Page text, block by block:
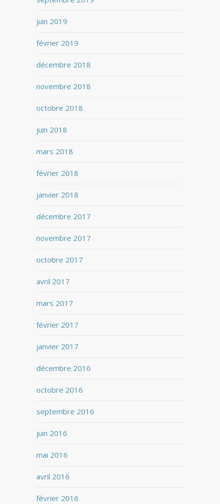
juin 2019
février 2019
décembre 2018
novembre 2018
octobre 2018
juin 2018
mars 2018
février 2018
janvier 2018
décembre 2017
novembre 2017
octobre 2017
avril 2017
mars 2017
février 2017
janvier 2017
décembre 2016
octobre 2016
septembre 2016
juin 2016
mai 2016
avril 2016
février 2016